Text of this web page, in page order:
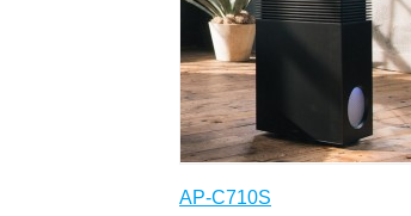
AP-C710S